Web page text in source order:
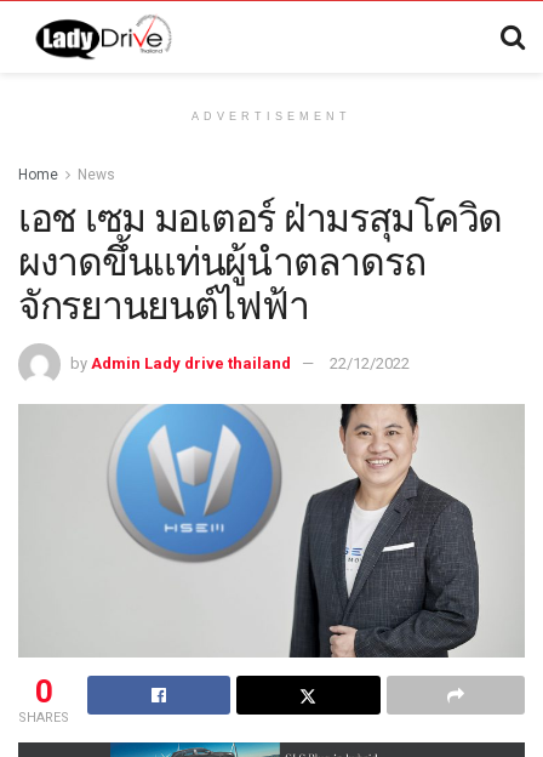
ADVERTISEMENT
Home News
เอช เซม มอเตอร์ ฝ่ามรสุมโควิด
ผงาดขึ้นแท่นผู้นำตลาดรถ
จักรยานยนต์ไฟฟ้า
by Admin Lady drive thailand 22/12/2022
0
SHARES